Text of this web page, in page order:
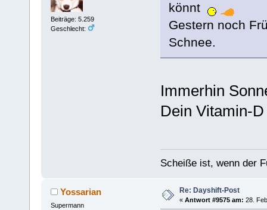
Beiträge: 5.259
Geschlecht:
könnt
Gestern noch
Schnee.
Immerhin
Dein Vitamin-
Scheiße ist, wenn der
Yossarian
Supermann
Re: Dayshift-Post
« Antwort #9575 am: 28.